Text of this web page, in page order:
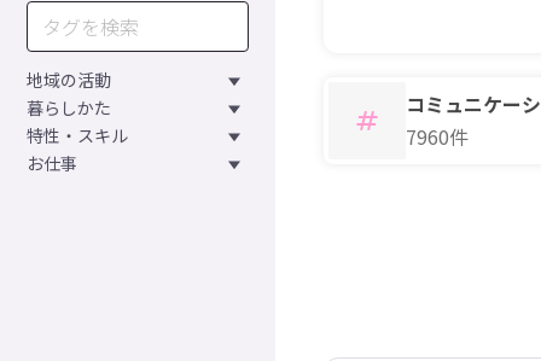
地域の活動
暮らしかた
特性・スキル
お仕事
コミュニケー
7960件